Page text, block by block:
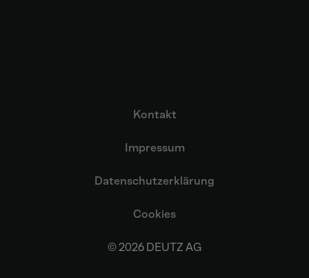
© 2026 DEUTZ AG
Kontakt
Impressum
Datenschutzerklärung
Cookies